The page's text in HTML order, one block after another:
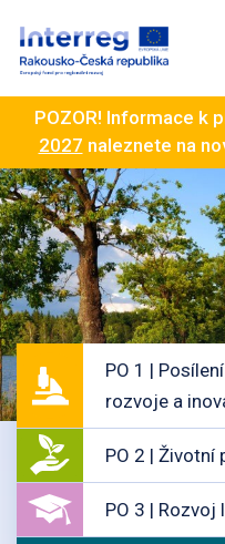
POZOR! Informace k
2027 naleznete na
PO 1 |
rozvoje a
PO 2 |
PO 3 |